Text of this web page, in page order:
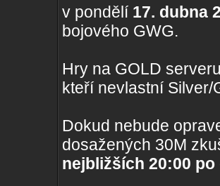
v pondělí 17. dubna
bojového GWG.
Hry na GOLD
kteří nevlastní Silver/
Dokud nebude
dosažených 30M
nejbližších 20:00